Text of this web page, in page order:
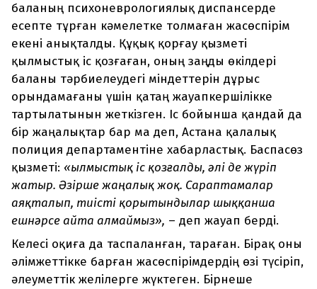
баланың психоневрологиялық диспансерде
есепте тұрған кәмелетке толмаған жасөспірім
екені анықталды. Құқық қорғау қызметі
қылмыстық іс қозғаған, оның заңды өкілдері
баланы тәрбиелеудегі міндеттерін дұрыс
орындамағаны үшін қатаң жауапкершілікке
тартылатынын жеткізген. Іс бойынша қандай да
бір жаңалықтар бар ма деп, Астана қалалық
полиция департаментіне хабарластық. Баспасөз
қызметі: «Қылмыстық іс қозғалды, әлі де жүріп
жатыр. Әзірше жаңалық жоқ. Сараптамалар
аяқталып, тиісті қорытындылар шыққанша
ешнәрсе айта алмаймыз», – деп жауап берді.
Келесі оқиға да таспаланған, тараған. Бірақ оны
әлімжеттікке барған жасөспірімдердің өзі түсіріп,
әлеуметтік желілерге жүктеген. Бірнеше